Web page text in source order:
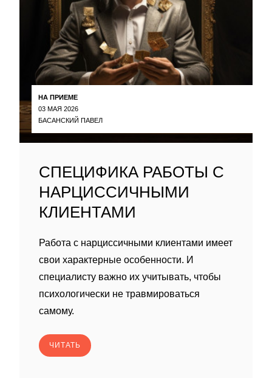
НА ПРИЕМЕ
03 МАЯ 2026
БАСАНСКИЙ ПАВЕЛ
СПЕЦИФИКА РАБОТЫ С
НАРЦИССИЧНЫМИ
КЛИЕНТАМИ
Работа с нарциссичными клиентами имеет
свои характерные особенности. И
специалисту важно их учитывать, чтобы
психологически не травмироваться
самому.
ЧИТАТЬ